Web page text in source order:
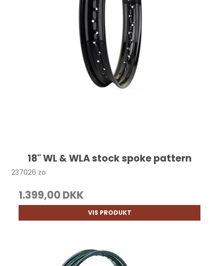
18" WL & WLA stock spoke pattern
237026 zo
1.399,00 DKK
VIS PRODUKT